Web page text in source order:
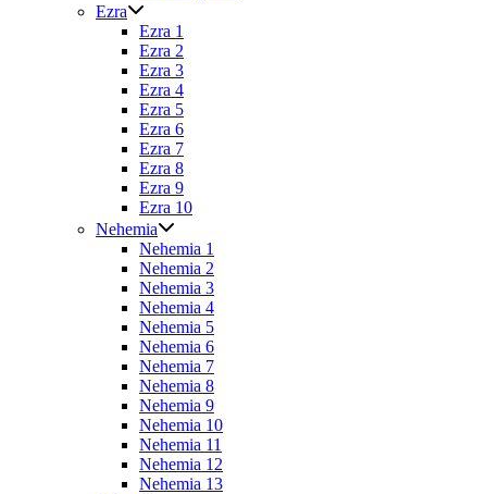
Ezra
Ezra 1
Ezra 2
Ezra 3
Ezra 4
Ezra 5
Ezra 6
Ezra 7
Ezra 8
Ezra 9
Ezra 10
Nehemia
Nehemia 1
Nehemia 2
Nehemia 3
Nehemia 4
Nehemia 5
Nehemia 6
Nehemia 7
Nehemia 8
Nehemia 9
Nehemia 10
Nehemia 11
Nehemia 12
Nehemia 13